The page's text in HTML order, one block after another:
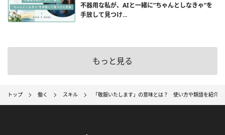
不器用な私が、AIと一緒に”ちゃんとしなきゃ”を
手放して見つけ...
もっと見る
トップ 働く スキル 「敬服いたします」の意味とは？ 使い方や類語を紹介（